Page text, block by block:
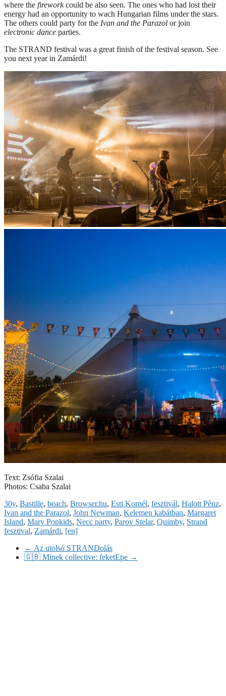
where the fireworkcould be also seen. The ones who had lost their
energy had an opportunity to wach Hungarian films under the stars.
The others could party for the Ivan and the Parazol or join
electronic dance parties.
The STRAND festival was a great finish of the festival season. See
you next year in Zamárdi!
Text: Zsófia Szalai
Photos: Csaba Szalai
30y, Bastille, beach, Browser.hu, Esti Kornél, fesztivál, Halott Pénz,
Ivan and the Parazol, John Newman, Kelemen kabátban, Margaret
Island, Mary Popkids, Necc party, Parov Stelar, Quimby, Strand
fesztival, Zamárdi, [en]
← Az utolsó STRANDolás
🇬🇧 Minek collective: feketEpe →